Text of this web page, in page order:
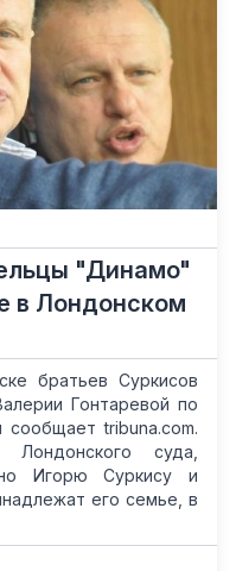
"Динамо"
в Лондонском
братьев Суркисов
Гонтаревой по
tribuna.com.
суда,
Игорю Суркису и
его семье, в